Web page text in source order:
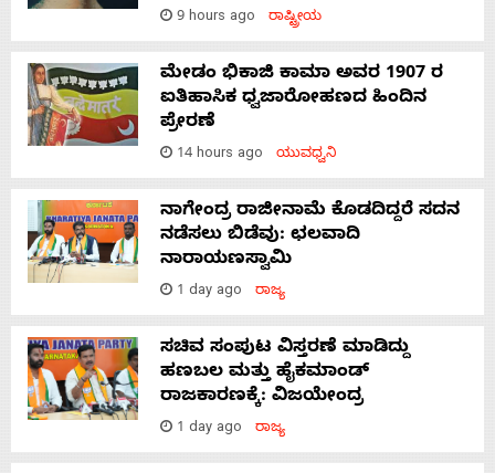
9 hours ago ರಾಷ್ಟ್ರೀಯ
ಮೇಡಂ ಭಿಕಾಜಿ ಕಾಮಾ ಅವರ 1907 ರ
ಐತಿಹಾಸಿಕ ಧ್ವಜಾರೋಹಣದ ಹಿಂದಿನ
ಪ್ರೇರಣೆ
14 hours ago ಯುವಧ್ವನಿ
ನಾಗೇಂದ್ರ ರಾಜೀನಾಮೆ ಕೊಡದಿದ್ದರೆ ಸದನ
ನಡೆಸಲು ಬಿಡೆವು: ಛಲವಾದಿ
ನಾರಾಯಣಸ್ವಾಮಿ
1 day ago ರಾಜ್ಯ
ಸಚಿವ ಸಂಪುಟ ವಿಸ್ತರಣೆ ಮಾಡಿದ್ದು
ಹಣಬಲ ಮತ್ತು ಹೈಕಮಾಂಡ್
ರಾಜಕಾರಣಕ್ಕೆ: ವಿಜಯೇಂದ್ರ
1 day ago ರಾಜ್ಯ